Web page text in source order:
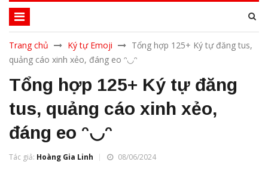
Trang chủ Ký tự Emoji
Tổng hợp 125+ Ký tự đăng tus,
quảng cáo xinh xẻo, đáng eo ᵔ◡ᵔ
Tổng hợp 125+ Ký tự đăng
tus, quảng cáo xinh xẻo,
đáng eo ᵔ◡ᵔ
Tác giả: Hoàng Gia Linh 08/06/2024